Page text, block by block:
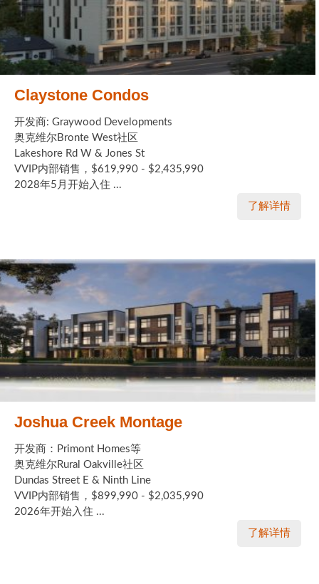
Claystone Condos
开发商: Graywood Developments
奥克维尔Bronte West社区
Lakeshore Rd W & Jones St
VVIP内部销售，$619,990 - $2,435,990
2028年5月开始入住 ...
了解详情
Joshua Creek Montage
开发商：Primont Homes等
奥克维尔Rural Oakville社区
Dundas Street E & Ninth Line
VVIP内部销售，$899,990 - $2,035,990
2026年开始入住 ...
了解详情